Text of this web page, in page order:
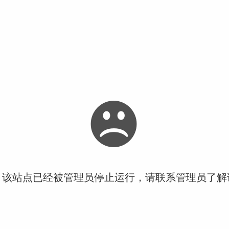
站点已经被管理员停止运行，请联系管理员了